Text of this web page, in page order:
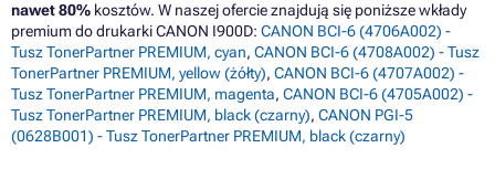
nawet 80% kosztów. W naszej ofercie znajdują się poniższe wkłady
premium do drukarki CANON I900D: CANON BCI-6 (4706A002) -
Tusz TonerPartner PREMIUM, cyan, CANON BCI-6 (4708A002) - Tusz
TonerPartner PREMIUM, yellow (żółty), CANON BCI-6 (4707A002) -
Tusz TonerPartner PREMIUM, magenta, CANON BCI-6 (4705A002) -
Tusz TonerPartner PREMIUM, black (czarny), CANON PGI-5
(0628B001) - Tusz TonerPartner PREMIUM, black (czarny)